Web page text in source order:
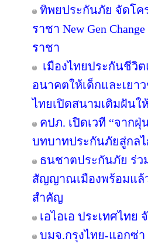
ทิพยประกันภัย จัดโค
ราชา New Gen
ราชา
เมืองไทยประกันชีวิ
อนาคตให้เด็กและเยา
ไทยเปิดสนามเติมฝันใ
คปภ. เปิดเวที “จากฝุ่
บทบาทประกันภัยสู่กลไ
ธนชาตประกันภัย ร่ว
สัญญาณเมืองพร้อมแล้
สำคัญ
เอไอเอ ประเทศไทย
บมจ.กรุงไทย-แอกซ่